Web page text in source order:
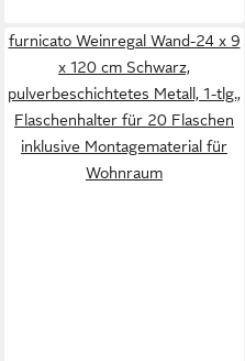
furnicato Weinregal Wand-24 x 9
x 120 cm Schwarz,
pulverbeschichtetes Metall, 1-tlg.,
Flaschenhalter für 20 Flaschen
inklusive Montagematerial für
Wohnraum